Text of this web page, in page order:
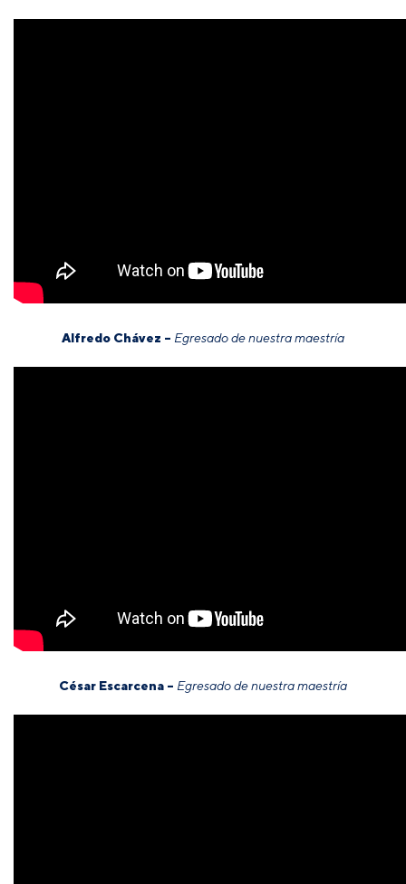
Alfredo Chávez – Egresado de nuestra maestría
César Escarcena – Egresado de nuestra maestría